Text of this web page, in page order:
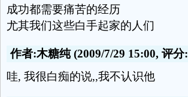
成功都需要痛苦的经历
尤其我们这些白手起家的人们
作者:木糖纯(2009/7/29 15:00, 评分:
哇, 我很白痴的说,,我不认识他